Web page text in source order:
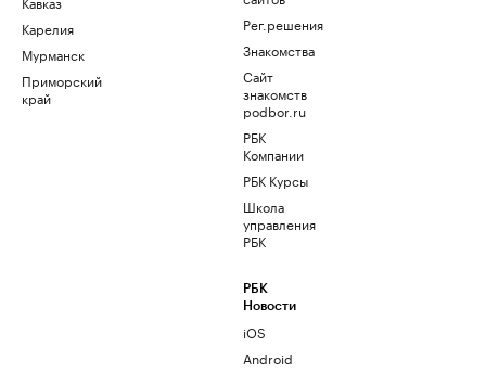
Карелия
Мурманск
Приморский
край
Рег.решения
Знакомства
Сайт
знакомств
podbor.ru
РБК
Компании
РБК Курсы
Школа
управления
РБК
РБК
Новости
iOS
Android